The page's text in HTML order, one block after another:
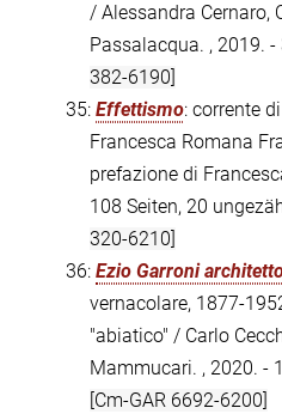
/ Alessandra Cernaro,
Passalacqua. , 2019. -
382-6190]
35: Effettismo: corrente
Francesca Romana
prefazione di
108 Seiten, 20
320-6210]
36: Ezio Garroni
vernacolare, 1877-
"abiatico" / Carlo
Mammucari. , 2020. -
[Cm-GAR 6692-6200]